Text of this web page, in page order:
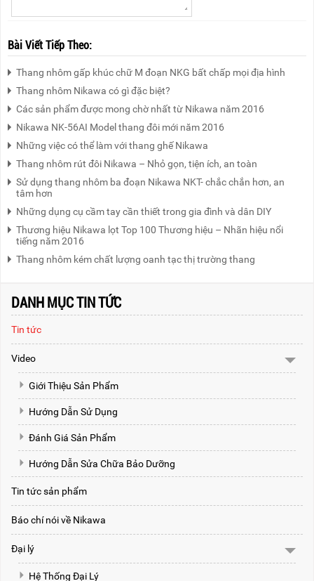
Bài Viết Tiếp Theo:
Thang nhôm gấp khúc chữ M đoạn NKG bất chấp mọi địa hình
Thang nhôm Nikawa có gì đặc biệt?
Các sản phẩm được mong chờ nhất từ Nikawa năm 2016
Nikawa NK-56AI Model thang đôi mới năm 2016
Những việc có thể làm với thang ghế Nikawa
Thang nhôm rút đôi Nikawa – Nhỏ gọn, tiện ích, an toàn
Sử dụng thang nhôm ba đoạn Nikawa NKT- chắc chắn hơn, an
tâm hơn
Những dụng cụ cầm tay cần thiết trong gia đình và dân DIY
Thương hiệu Nikawa lọt Top 100 Thương hiệu – Nhãn hiệu nổi
tiếng năm 2016
Thang nhôm kém chất lượng oanh tạc thị trường thang
DANH MỤC TIN TỨC
Tin tức
Video
Giới Thiệu Sản Phẩm
Hướng Dẫn Sử Dụng
Đánh Giá Sản Phẩm
Hướng Dẫn Sửa Chữa Bảo Dưỡng
Tin tức sản phẩm
Báo chí nói về Nikawa
Đại lý
Hệ Thống Đại Lý